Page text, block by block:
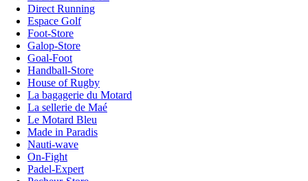
Direct Running
Espace Golf
Foot-Store
Galop-Store
Goal-Foot
Handball-Store
House of Rugby
La bagagerie du Motard
La sellerie de Maé
Le Motard Bleu
Made in Paradis
Nauti-wave
On-Fight
Padel-Expert